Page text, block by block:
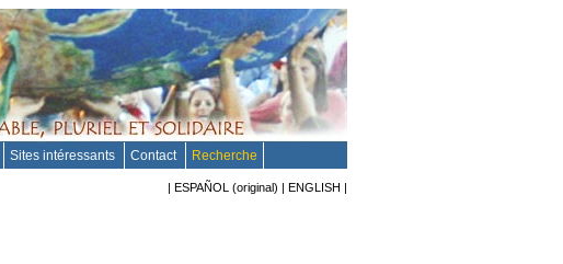
Sites intéressants Contact Recherche
| ESPAÑOL (original) | ENGLISH |